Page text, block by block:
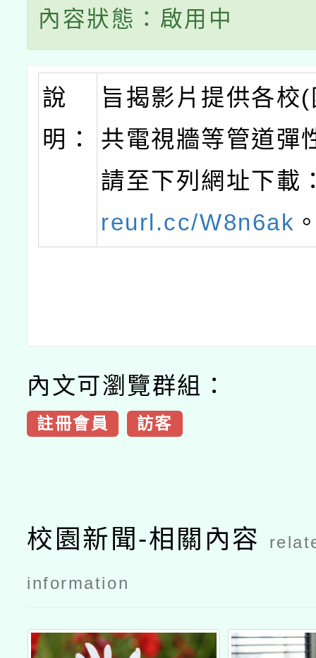
內容狀態：啟用中
說
明：
旨揭影片提供各校
共電視牆等管道彈
請至下列網址下載
reurl.cc/W8n6ak
內文可瀏覽群組：
註冊會員 訪客
校園新聞-相關內容
information